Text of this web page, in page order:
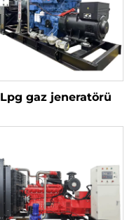
Lpg gaz jeneratörü